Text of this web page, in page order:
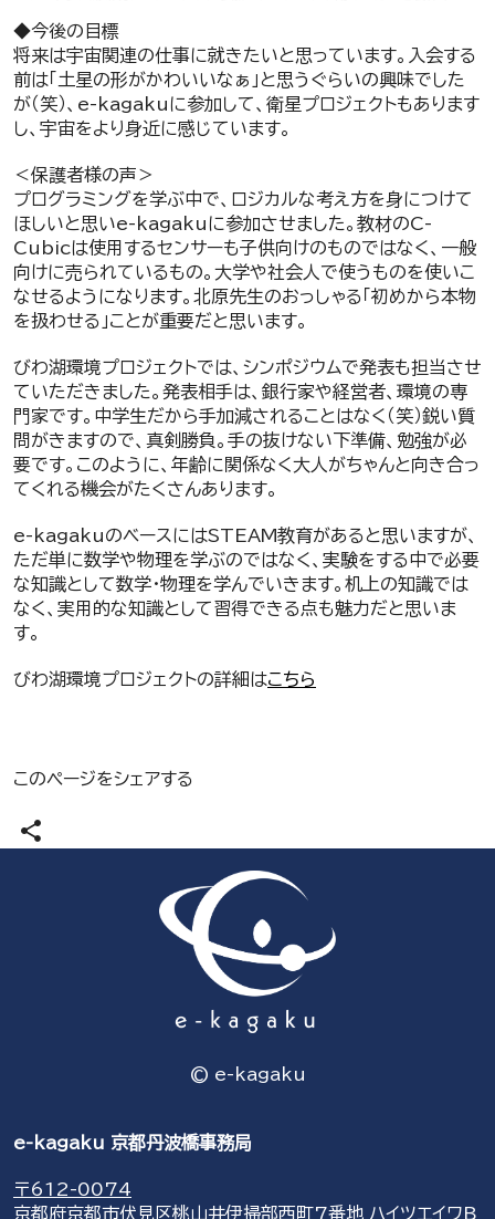
◆今後の目標
将来は宇宙関連の仕事に就きたいと思っています。入会する
前は「土星の形がかわいいなぁ」と思うぐらいの興味でした
が（笑）、e-kagakuに参加して、衛星プロジェクトもあります
し、宇宙をより身近に感じています。
＜保護者様の声＞
プログラミングを学ぶ中で、ロジカルな考え方を身につけて
ほしいと思いe-kagakuに参加させました。教材のC-
Cubicは使用するセンサーも子供向けのものではなく、一般
向けに売られているもの。大学や社会人で使うものを使いこ
なせるようになります。北原先生のおっしゃる「初めから本物
を扱わせる」ことが重要だと思います。
びわ湖環境プロジェクトでは、シンポジウムで発表も担当させ
ていただきました。発表相手は、銀行家や経営者、環境の専
門家です。中学生だから手加減されることはなく（笑）鋭い質
問がきますので、真剣勝負。手の抜けない下準備、勉強が必
要です。このように、年齢に関係なく大人がちゃんと向き合っ
てくれる機会がたくさんあります。
e-kagakuのベースにはSTEAM教育があると思いますが、
ただ単に数学や物理を学ぶのではなく、実験をする中で必要
な知識として数学・物理を学んでいきます。机上の知識では
なく、実用的な知識として習得できる点も魅力だと思いま
す。
びわ湖環境プロジェクトの詳細はこちら
このページをシェアする
share
© e-kagaku
e-kagaku 京都丹波橋事務局
〒612-0074
京都府京都市伏見区桃山井伊掃部西町7番地 ハイツエイワB